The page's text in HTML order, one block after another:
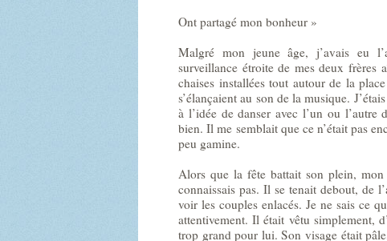
Ont partagé mon bonheur »
Malgré mon jeune âge, j’avais eu
surveillance étroite de mes deux frères
chaises installées tout autour de la
s’élançaient au son de la musique.
à l’idée de danser avec l’un ou l’autre
bien. Il me semblait que ce n’était pas
peu gamine.
Alors que la fête battait son plein,
connaissais pas. Il se tenait debout, de
voir les couples enlacés. Je ne sais ce
attentivement. Il était vêtu simplement,
trop grand pour lui. Son visage était